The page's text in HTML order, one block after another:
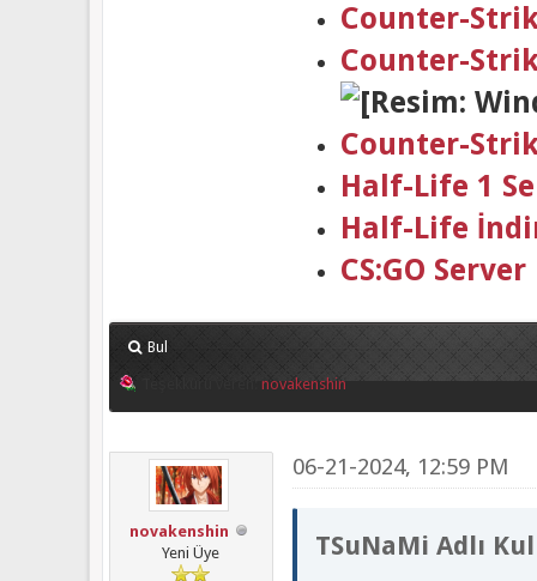
Counter-
Counter-
Counter-
Half-Life 1
Half-Life
CS:GO
Bul
novakenshin
novakenshin
Yeni Üye
06-21-2024, 12:59 PM
TSuNaMi Adlı